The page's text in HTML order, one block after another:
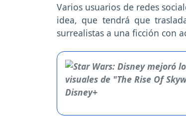
Varios usuarios de redes
idea, que tendrá que
surrealistas a una ficción con